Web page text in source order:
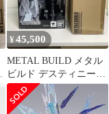
¥45,500
METAL BUILD メタル
ビルド デスティニーガ
ンダム SOUL RED